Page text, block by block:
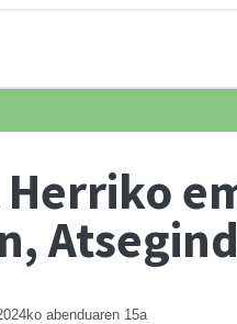
Herriko
abenduaren 15a